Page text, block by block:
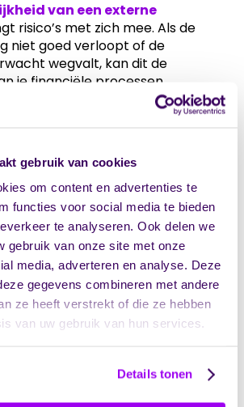
gebruik van cookies
om content en advertenties te
functies voor social media te bieden
te analyseren. Ook delen we
gebruik van onze site met onze
media, adverteren en analyse. Deze
gegevens combineren met andere
ze heeft verstrekt of die ze hebben
van uw gebruik van hun services.
Details tonen
van een externe
risico’s met zich mee. Als de
niet goed verloopt of de
wegvalt, kan dit de
je financiële processen
opbouwen van een goede
verdienen
Financiële gegevens en
van cliënten en
zijn gevoelig. Bij uitbesteding
met een externe partij,
strikte afspraken over
toegangsrechten en
AVG.
Vragen krijgen mogelijk niet